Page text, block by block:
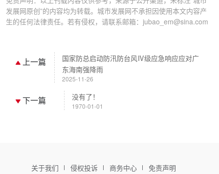
发展网原创”的内容均为转载。城市发展网不承担因使用本文内容产
生的任何法律责任。若有侵权，请联系邮箱：jubao_em@sina.com
上一篇
国家防总启动防汛防台风Ⅳ级应急响应应对广
东海南强降雨
2025-11-26
下一篇 没有了！
1970-01-01
关于我们 侵权投诉 商务中心 免责声明